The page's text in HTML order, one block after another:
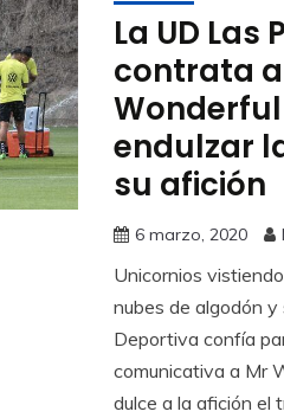
La UD Las
contrata
endulzar
su afición
6 marzo, 2020
Unicornios
nubes de algodón y
Deportiva confía
comunicativa a Mr
dulce a la afición el